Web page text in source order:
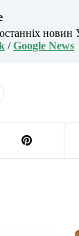
новин
/Google News